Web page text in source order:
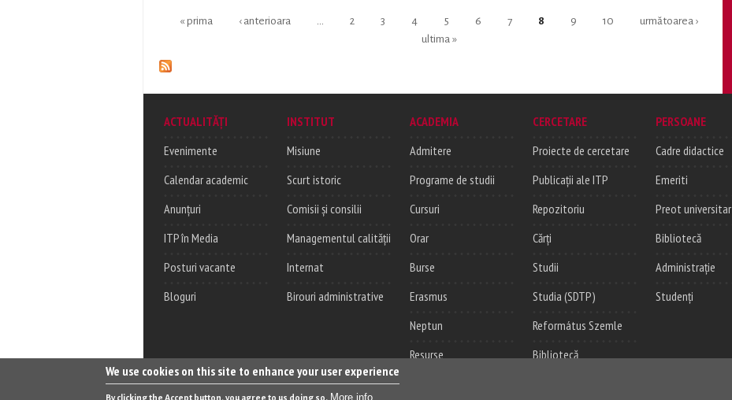
Pages
« prima ‹ anterioara 2 3 4 5 6 7 8 9 10
următoarea ›
ultima »
ACTUALITĂȚI
Evenimente
Calendar academic
Anunțuri
ITP în Media
Posturi vacante
Bloguri
INSTITUT
Misiune
Scurt istoric
Comisii și consilii
Managementul calității
Internat
Birouri administrative
ACADEMIA
Admitere
Programe de studii
Cursuri
Orar
Burse
Erasmus
Neptun
Resurse
CERCETARE
Proiecte de cercetare
Publicații ale ITP
Repozitoriu
Cărți
Studii
Studia (SDTP)
Református Szemle
Bibliotecă
PERSOANE
Cadre didactice
Emeriti
Preot universitar
Bibliotecă
Administrație
Studenți
We use cookies on this site to enhance your user experience
By clicking the Accept button, you agree to us doing so. More info